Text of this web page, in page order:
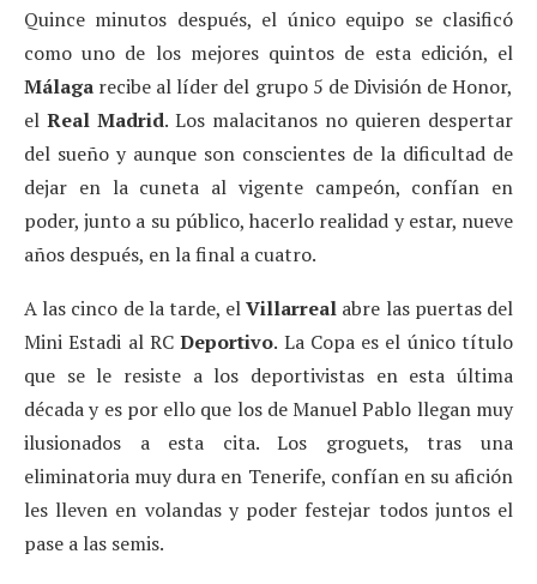
Quince minutos después, el único equipo se clasificó
como uno de los mejores quintos de esta edición, el
Málaga recibe al líder del grupo 5 de División de Honor,
el Real Madrid. Los malacitanos no quieren despertar
del sueño y aunque son conscientes de la dificultad de
dejar en la cuneta al vigente campeón, confían en
poder, junto a su público, hacerlo realidad y estar, nueve
años después, en la final a cuatro.
A las cinco de la tarde, elVillarreal abre las puertas del
Mini Estadi al RCDeportivo. La Copa es el único título
que se le resiste a los deportivistas en esta última
década y es por ello que los de Manuel Pablo llegan muy
ilusionados a esta cita. Los groguets, tras una
eliminatoria muy dura en Tenerife, confían en su afición
les lleven en volandas y poder festejar todos juntos el
pase a las semis.